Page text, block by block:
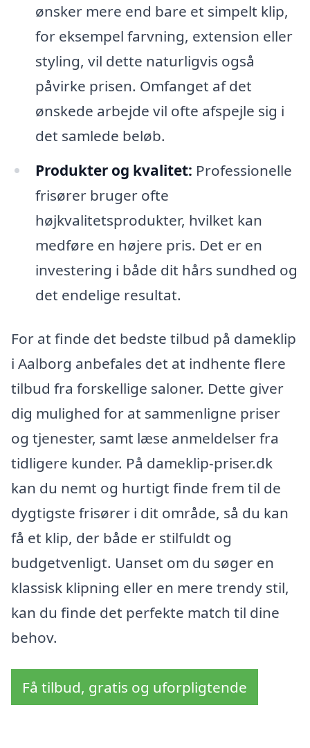
ønsker mere end bare et simpelt klip,
for eksempel farvning, extension eller
styling, vil dette naturligvis også
påvirke prisen. Omfanget af det
ønskede arbejde vil ofte afspejle sig i
det samlede beløb.
Produkter og kvalitet: Professionelle
frisører bruger ofte
højkvalitetsprodukter, hvilket kan
medføre en højere pris. Det er en
investering i både dit hårs sundhed og
det endelige resultat.
For at finde det bedste tilbud på dameklip
i Aalborg anbefales det at indhente flere
tilbud fra forskellige saloner. Dette giver
dig mulighed for at sammenligne priser
og tjenester, samt læse anmeldelser fra
tidligere kunder. På dameklip-priser.dk
kan du nemt og hurtigt finde frem til de
dygtigste frisører i dit område, så du kan
få et klip, der både er stilfuldt og
budgetvenligt. Uanset om du søger en
klassisk klipning eller en mere trendy stil,
kan du finde det perfekte match til dine
behov.
Få tilbud, gratis og uforpligtende